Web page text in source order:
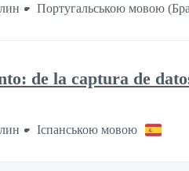
Португальською мовою
de la captura de
Іспанською мовою